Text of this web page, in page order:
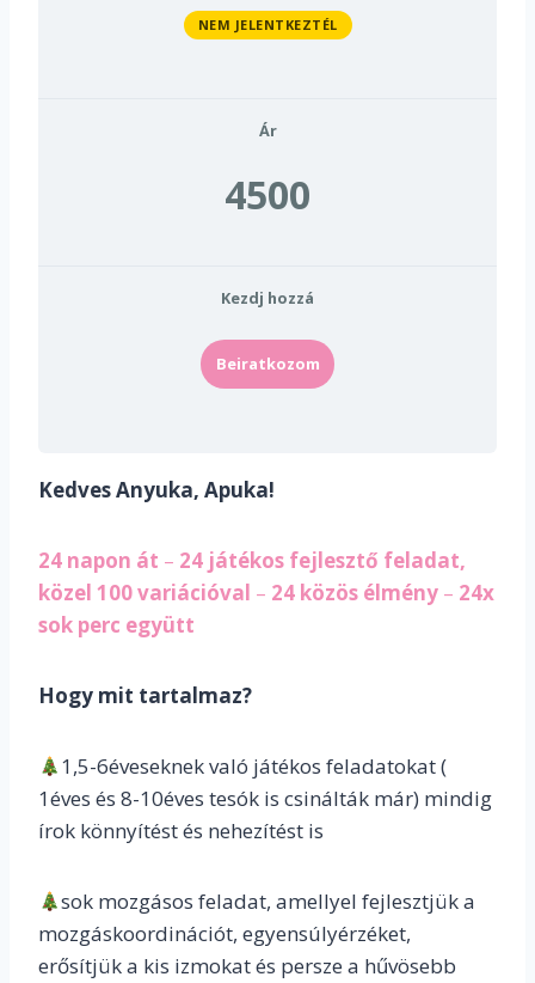
NEM JELENTKEZTÉL
Ár
4500
Kezdj hozzá
Beiratkozom
Kedves Anyuka, Apuka!
24 napon át – 24 játékos fejlesztő feladat,
közel 100 variációval – 24 közös élmény – 24x
sok perc együtt
Hogy mit tartalmaz?
1,5-6éveseknek való játékos feladatokat (
1éves és 8-10éves tesók is csinálták már) mindig
írok könnyítést és nehezítést is
sok mozgásos feladat, amellyel fejlesztjük a
mozgáskoordinációt, egyensúlyérzéket,
erősítjük a kis izmokat és persze a hűvösebb